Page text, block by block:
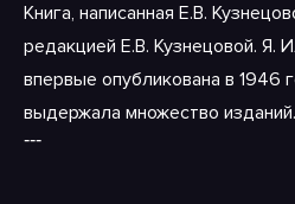
Книга, написанная Е.В.
редакцией Е.В. Кузнецовой. Я.
впервые опубликована в 1946
выдержала множество изданий.
---